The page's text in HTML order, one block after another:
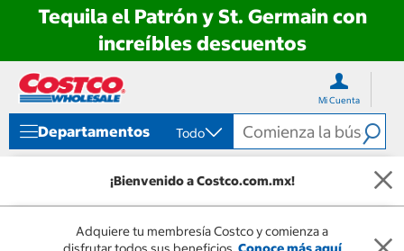
Tequila el Patrón y St. Germain con
increíbles descuentos
directo
contenido
directo
menú
navegación
Mi Cuenta
Departamentos Todo
¡Bienvenido a Costco.com.mx!
Adquiere tu membresía Costco y comienza a